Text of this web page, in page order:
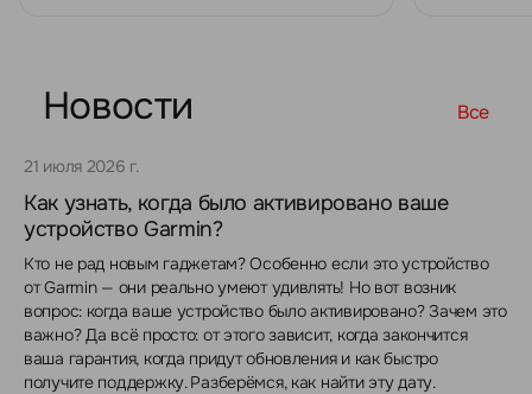
Новости Все
21 июля 2026 г.
Как узнать, когда было активировано ваше
устройство Garmin?
Кто не рад новым гаджетам? Особенно если это устройство
от Garmin — они реально умеют удивлять! Но вот возник
вопрос: когда ваше устройство было активировано? Зачем это
важно? Да всё просто: от этого зависит, когда закончится
ваша гарантия, когда придут обновления и как быстро
получите поддержку. Разберёмся, как найти эту дату.